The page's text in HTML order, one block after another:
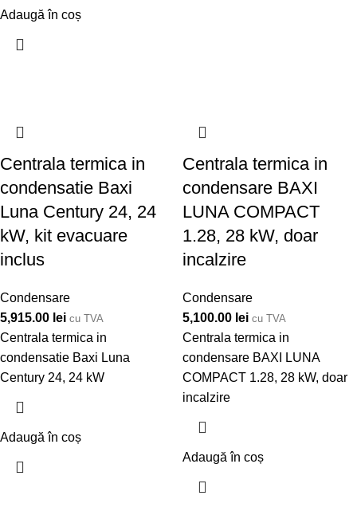
Adaugă în coș
Centrala termica in
condensatie Baxi
Luna Century 24, 24
kW, kit evacuare
inclus
Condensare
5,915.00 lei cu TVA
Centrala termica in
condensatie Baxi Luna
Century 24, 24 kW
Adaugă în coș
Centrala termica in
condensare BAXI
LUNA COMPACT
1.28, 28 kW, doar
incalzire
Condensare
5,100.00 lei cu TVA
Centrala termica in
condensare BAXI LUNA
COMPACT 1.28, 28 kW, doar
incalzire
Adaugă în coș